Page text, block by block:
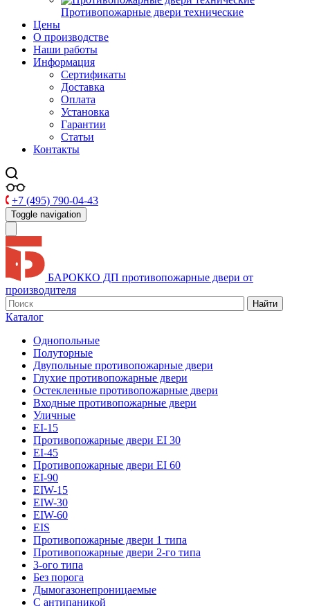
Противопожарные двери технические
Цены
О производстве
Наши работы
Информация
Сертификаты
Доставка
Оплата
Установка
Гарантии
Статьи
Контакты
+7 (495) 790-04-43
Toggle navigation
БАРОККО ДП противопожарные двери от
производителя
Найти
Каталог
Однопольные
Полуторные
Двупольные противопожарные двери
Глухие противопожарные двери
Остекленные противопожарные двери
Входные противопожарные двери
Уличные
EI-15
Противопожарные двери EI 30
EI-45
Противопожарные двери EI 60
EI-90
EIW-15
EIW-30
EIW-60
EIS
Противопожарные двери 1 типа
Противопожарные двери 2-го типа
3-ого типа
Без порога
Дымогазонепроницаемые
С антипаникой